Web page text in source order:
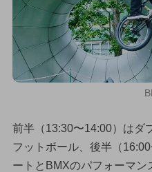
前半（13:30〜14:00）はダ
フットボール、後半（
ートとBMXのパフォーマン